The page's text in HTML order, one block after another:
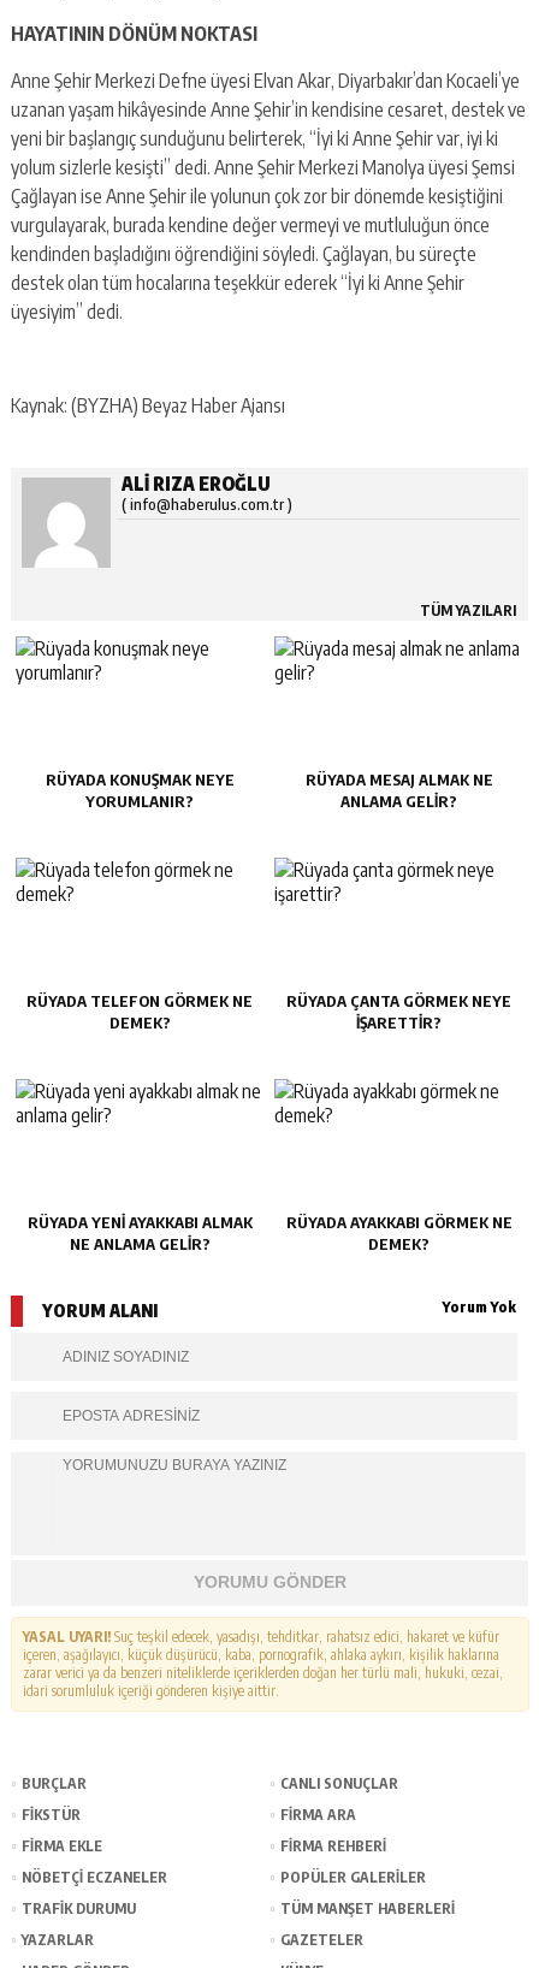
HAYATININ DÖNÜM NOKTASI
Anne Şehir Merkezi Defne üyesi Elvan Akar, Diyarbakır’dan Kocaeli’ye
uzanan yaşam hikâyesinde Anne Şehir’in kendisine cesaret, destek ve
yeni bir başlangıç sunduğunu belirterek, “İyi ki Anne Şehir var, iyi ki
yolum sizlerle kesişti” dedi. Anne Şehir Merkezi Manolya üyesi Şemsi
Çağlayan ise Anne Şehir ile yolunun çok zor bir dönemde kesiştiğini
vurgulayarak, burada kendine değer vermeyi ve mutluluğun önce
kendinden başladığını öğrendiğini söyledi. Çağlayan, bu süreçte
destek olan tüm hocalarına teşekkür ederek “İyi ki Anne Şehir
üyesiyim” dedi.
Kaynak: (BYZHA) Beyaz Haber Ajansı
ALI RIZA EROĞLU
( info@haberulus.com.tr )
TÜM YAZILARI
RÜYADA KONUŞMAK NEYE
YORUMLANIR?
RÜYADA MESAJ ALMAK NE
ANLAMA GELIR?
RÜYADA TELEFON GÖRMEK NE
DEMEK?
RÜYADA ÇANTA GÖRMEK NEYE
IŞARETTIR?
RÜYADA YENI AYAKKABI ALMAK
NE ANLAMA GELIR?
RÜYADA AYAKKABI GÖRMEK NE
DEMEK?
YORUM ALANI Yorum Yok
YORUMU GÖNDER
YASAL UYARI!Suç teşkil edecek, yasadışı, tehditkar, rahatsız edici, hakaret ve küfür
içeren, aşağılayıcı, küçük düşürücü, kaba, pornografik, ahlaka aykırı, kişilik haklarına
zarar verici ya da benzeri niteliklerde içeriklerden doğan her türlü mali, hukuki, cezai,
idari sorumluluk içeriği gönderen kişiye aittir.
BURÇLAR
CANLI SONUÇLAR
FİKSTÜR
FİRMA ARA
FİRMA EKLE
FİRMA REHBERİ
NÖBETÇİ ECZANELER
POPÜLER GALERİLER
TRAFİK DURUMU
TÜM MANŞET HABERLERİ
YAZARLAR
GAZETELER